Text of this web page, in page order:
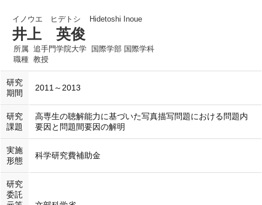
イノウエ ヒデトシ Hidetoshi Inoue
井上 英俊
所属 追手門学院大学 国際学部 国際学科
職種 教授
研究
期間
2011～2013
研究
課題
高専生の聴解能力に基づいた写真描写問題における問題内
要因と問題間要因の解明
実施
形態
科学研究費補助金
研究
委託